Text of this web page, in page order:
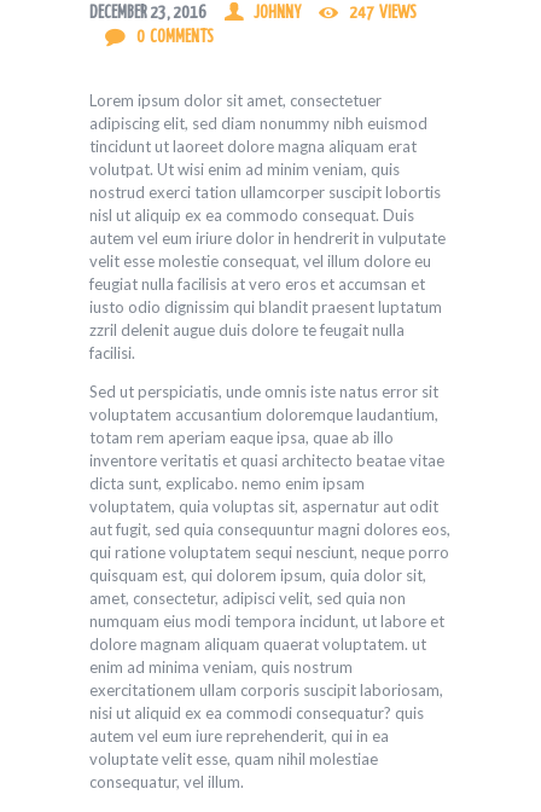
DECEMBER 23, 2016 JOHNNY 247 VIEWS
0 COMMENTS
Lorem ipsum dolor sit amet, consectetuer
adipiscing elit, sed diam nonummy nibh euismod
tincidunt ut laoreet dolore magna aliquam erat
volutpat. Ut wisi enim ad minim veniam, quis
nostrud exerci tation ullamcorper suscipit lobortis
nisl ut aliquip ex ea commodo consequat. Duis
autem vel eum iriure dolor in hendrerit in vulputate
velit esse molestie consequat, vel illum dolore eu
feugiat nulla facilisis at vero eros et accumsan et
iusto odio dignissim qui blandit praesent luptatum
zzril delenit augue duis dolore te feugait nulla
facilisi.
Sed ut perspiciatis, unde omnis iste natus error sit
voluptatem accusantium doloremque laudantium,
totam rem aperiam eaque ipsa, quae ab illo
inventore veritatis et quasi architecto beatae vitae
dicta sunt, explicabo. nemo enim ipsam
voluptatem, quia voluptas sit, aspernatur aut odit
aut fugit, sed quia consequuntur magni dolores eos,
qui ratione voluptatem sequi nesciunt, neque porro
quisquam est, qui dolorem ipsum, quia dolor sit,
amet, consectetur, adipisci velit, sed quia non
numquam eius modi tempora incidunt, ut labore et
dolore magnam aliquam quaerat voluptatem. ut
enim ad minima veniam, quis nostrum
exercitationem ullam corporis suscipit laboriosam,
nisi ut aliquid ex ea commodi consequatur? quis
autem vel eum iure reprehenderit, qui in ea
voluptate velit esse, quam nihil molestiae
consequatur, vel illum.